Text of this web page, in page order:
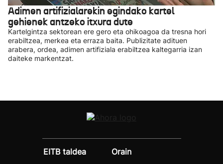
Adimen artifizialarekin egindako kartel
gehienek antzeko itxura dute
Kartelgintza sektorean ere gero eta ohikoagoa da tresna hori
erabiltzea, merkea eta erraza baita. Publizitate adituen
arabera, ordea, adimen artifiziala erabiltzea kaltegarria izan
daiteke markentzat.
EITB taldea
Orain